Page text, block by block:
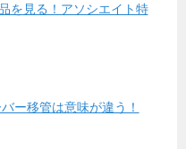
を見る！アソシエイト特
ー移管は意味が違う！